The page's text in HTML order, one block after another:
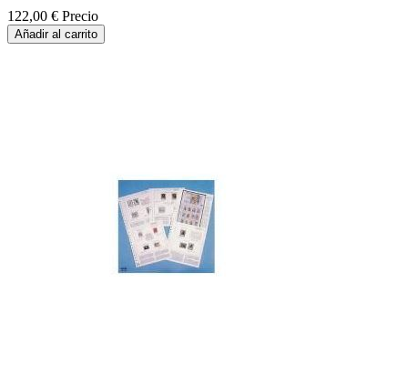
122,00 € Precio
Añadir al carrito